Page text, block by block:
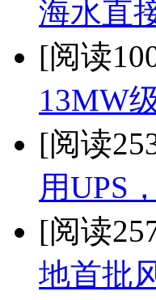
海水直
[阅读
13MW
[阅读
用UPS
[阅读
地首批